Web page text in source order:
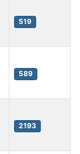
519
589
2193